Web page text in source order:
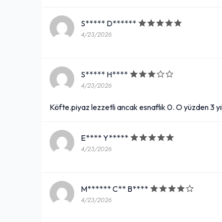
S***** D******
4/23/2026
S***** H****
4/23/2026
Köfte.piyaz lezzetli ancak esnaflık 0. O yüzden 3
E**** Y*****
4/23/2026
M****** C** B****
4/23/2026